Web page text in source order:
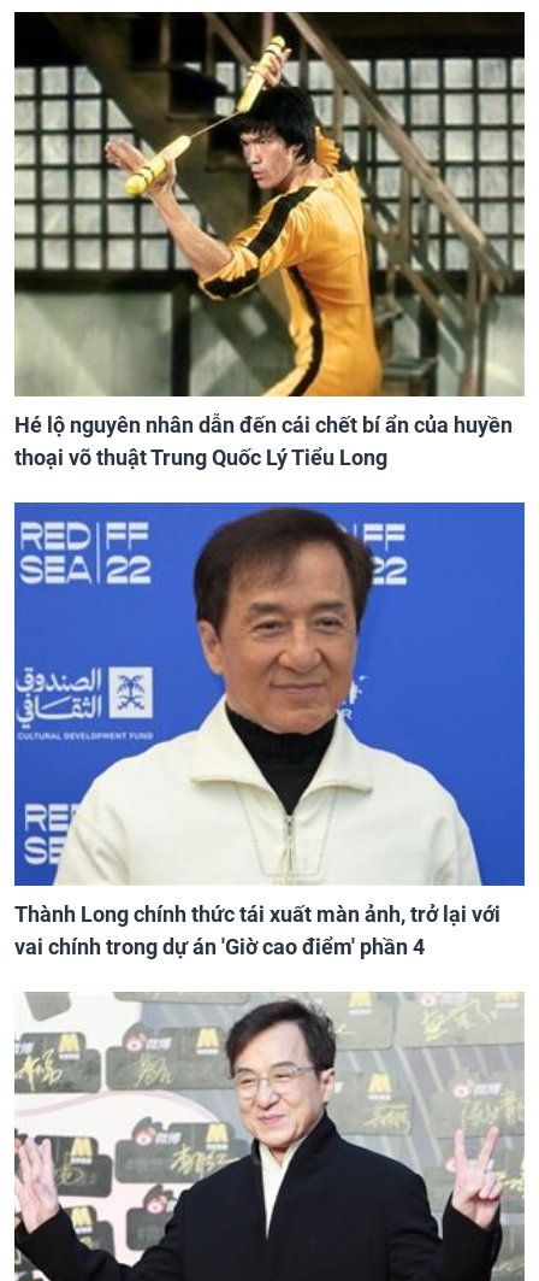
Hé lộ nguyên nhân dẫn đến cái chết bí ẩn của huyền
thoại võ thuật Trung Quốc Lý Tiểu Long
Thành Long chính thức tái xuất màn ảnh, trở lại với
vai chính trong dự án 'Giờ cao điểm' phần 4